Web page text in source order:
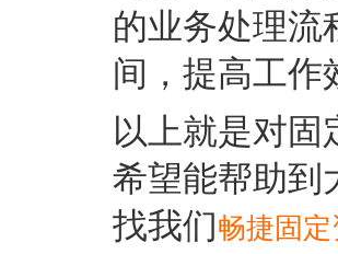
的业务处理流
间，提高工作
以上就是对
希望能帮助到
找我们畅捷固